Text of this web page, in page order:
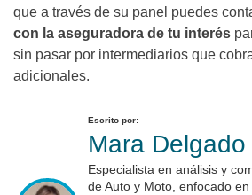
que a través de su panel puedes
con la aseguradora de tu interés
sin pasar por intermediarios que
adicionales.
Escrito por:
Mara Delgado
Especialista en análisis y
de Auto y Moto, enfocado